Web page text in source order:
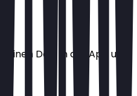
einen Deal in der App und